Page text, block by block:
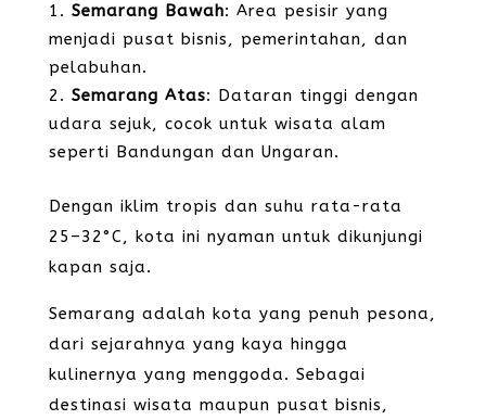
Semarang Bawah: Area pesisir yang
menjadi pusat bisnis, pemerintahan, dan
pelabuhan.
Semarang Atas: Dataran tinggi dengan
udara sejuk, cocok untuk wisata alam
seperti Bandungan dan Ungaran.
Dengan iklim tropis dan suhu rata-rata
25–32°C, kota ini nyaman untuk dikunjungi
kapan saja.
Semarang adalah kota yang penuh pesona,
dari sejarahnya yang kaya hingga
kulinernya yang menggoda. Sebagai
destinasi wisata maupun pusat bisnis,